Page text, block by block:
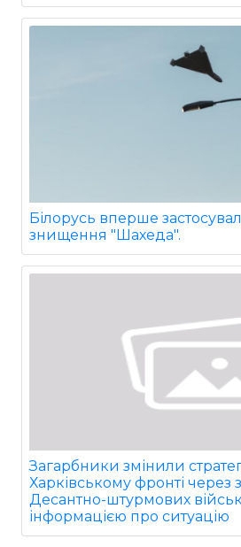
Білорусь вперше
знищення "Шахеда".
Загарбники змінили
Харківському фронті через
Десантно-штурмових
інформацією про ситуацію